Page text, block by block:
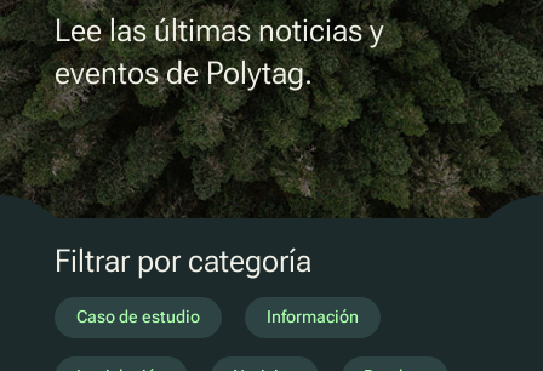
QR
Pasaportes digitales de productos
Sistemas digitales de devolución de depósitos
Autenticación de productos
Marketing D2C
QR Reutilizar y rellenar
Ecotrace
Datos EPR
Clasificación mejorada
Lee las últimas noticias y
eventos de Polytag.
Filtrar por categoría
Caso de estudio Información